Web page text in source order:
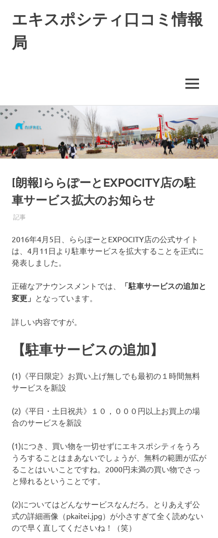
コ
ン
ン
ツ
エキスポシティ口コミ情報
局
テ
に
い
て
情
報
や
コ
の
投
稿
確
認
が
き
で
す
さ
ま
口
コ
ミ
を
お
ち
し
て
MENU
[朗報]ららぽーとEXPOCITY店の駐
車サービス拡大のお知らせ
2016年4月7日
EXPO-ADMIN
記事
2016年4月5日、ららぽーとEXPOCITY店の公式サイト
は、4月11日より駐車サービスを拡大することを正式に
発表しました。
正確なアナウンスメントでは、
「駐車サービスの追加と
変更」 となっています。
詳しい内容ですが。
【駐車サービスの追加】
(1)《平日限定》お買い上げ無しでも最初の１時間無料
サービスを新設
(2)《平日・土日祝共》１０，０００円以上お買上の場
合のサービスを新設
(1)につき、買い物を一切せずにエキスポシティをうろ
うろすることはまあないでしょうが、無料の範囲が広が
ることはいいことですね。2000円未満の買い物でさっ
と帰れるということです。
(2)についてはどんなサービスなんだろ。とりあえず公
式の詳細画像（pkaitei.jpg）が小さすぎて全く読めない
ので早く直してくださいね！（笑）